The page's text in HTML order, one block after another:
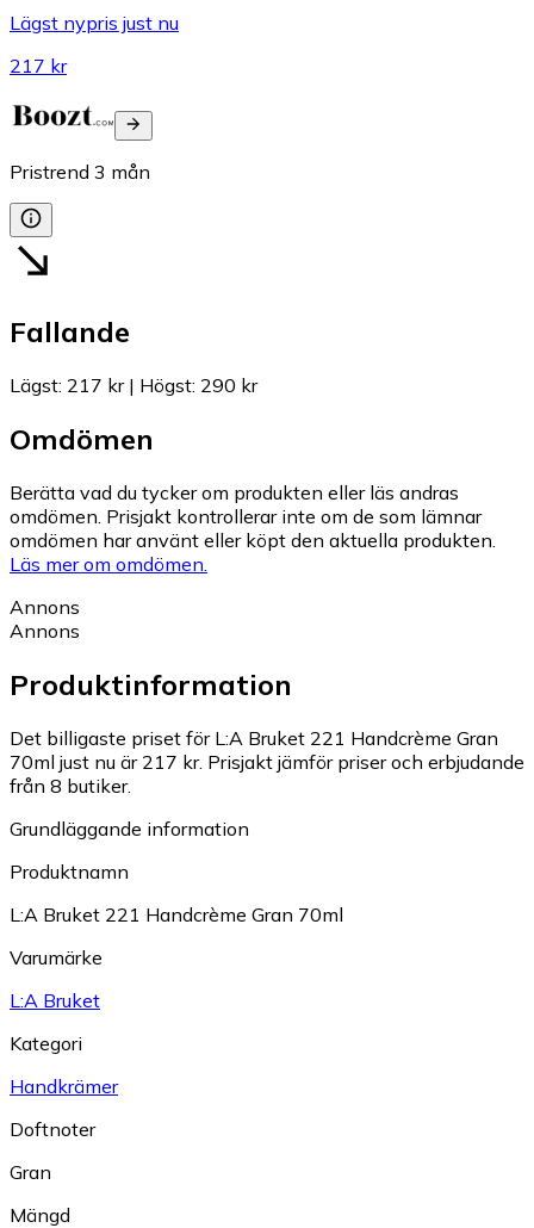
Lägst nypris just nu
217 kr
Pristrend 3 mån
Fallande
Lägst: 217 kr| Högst: 290 kr
Omdömen
Berätta vad du tycker om produkten eller läs andras
omdömen. Prisjakt kontrollerar inte om de som lämnar
omdömen har använt eller köpt den aktuella produkten.
Läs mer om omdömen.
Annons
Annons
Produktinformation
Det billigaste priset för L:A Bruket 221 Handcrème Gran
70ml just nu är 217 kr. Prisjakt jämför priser och erbjudande
från 8 butiker.
Grundläggande information
Produktnamn
L:A Bruket 221 Handcrème Gran 70ml
Varumärke
L:A Bruket
Kategori
Handkrämer
Doftnoter
Gran
Mängd